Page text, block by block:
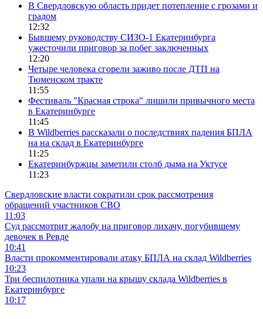
В Свердловскую область придет потепление с грозами и
градом
12:32
Бывшему руководству СИЗО-1 Екатеринбурга
ужесточили приговор за побег заключенных
12:20
Четыре человека сгорели заживо после ДТП на
Тюменском тракте
11:55
Фестиваль "Красная строка" лишили привычного места
в Екатеринбурге
11:45
В Wildberries рассказали о последствиях падения БПЛА
на на склад в Екатеринбурге
11:25
Екатеринбуржцы заметили столб дыма на Уктусе
11:23
Свердловские власти сократили срок рассмотрения
обращений участников СВО
11:03
Суд рассмотрит жалобу на приговор лихачу, погубившему
девочек в Ревде
10:41
Власти прокомментировали атаку БПЛА на склад Wildberries
10:23
Три беспилотника упали на крышу склада Wildberries в
Екатеринбурге
10:17